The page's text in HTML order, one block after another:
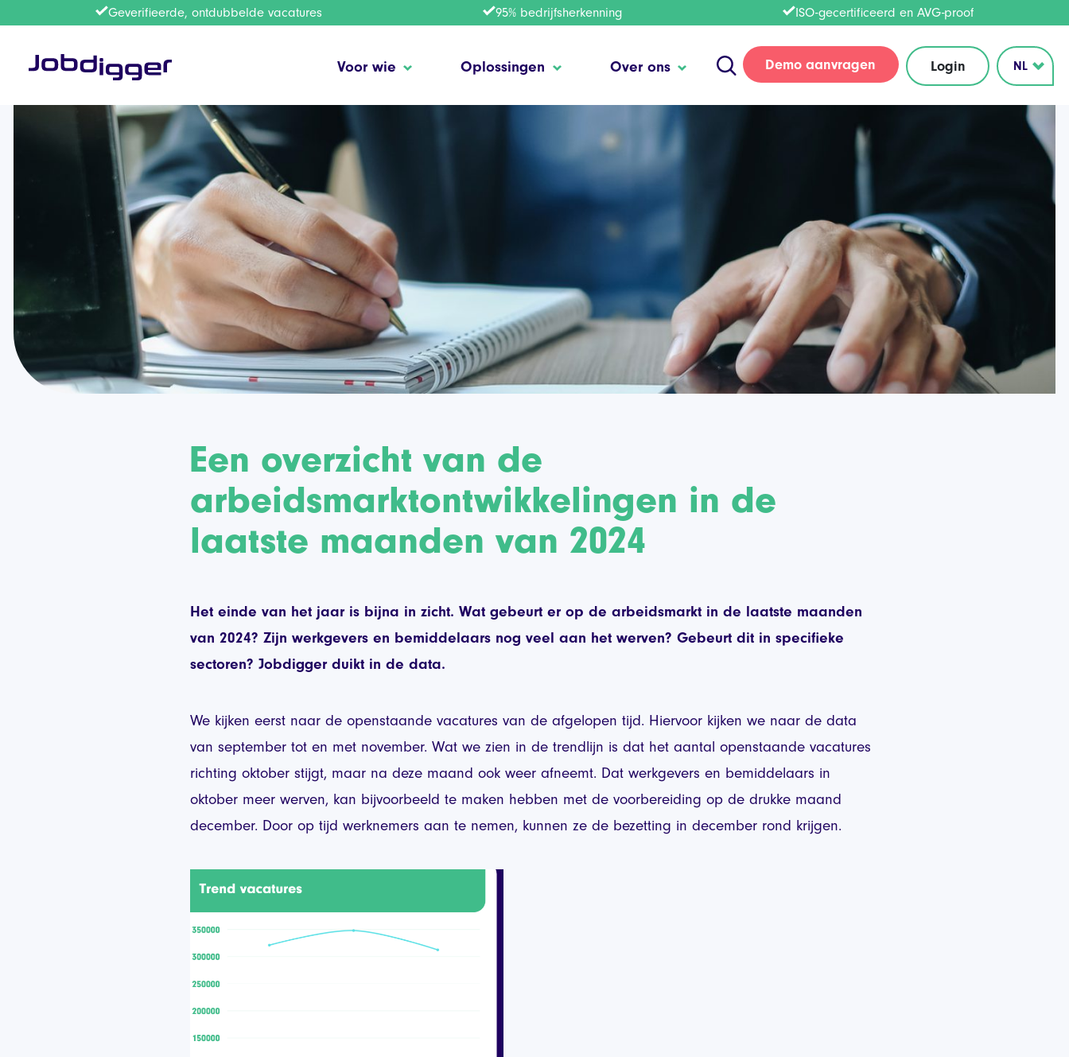
Geverifieerde, ontdubbelde vacatures 95% bedrijfsherkenning ISO-gecertificeerd en AVG-proof
Voor wie Oplossingen Over ons Demo aanvragen Login
Een overzicht van de
arbeidsmarktontwikkelingen in de
laatste maanden van 2024
Het einde van het jaar is bijna in zicht. Wat gebeurt er op de arbeidsmarkt in de laatste maanden
van 2024? Zijn werkgevers en bemiddelaars nog veel aan het werven? Gebeurt dit in specifieke
sectoren? Jobdigger duikt in de data.
We kijken eerst naar de openstaande vacatures van de afgelopen tijd. Hiervoor kijken we naar de data
van september tot en met november. Wat we zien in de trendlijn is dat het aantal openstaande vacatures
richting oktober stijgt, maar na deze maand ook weer afneemt. Dat werkgevers en bemiddelaars in
oktober meer werven, kan bijvoorbeeld te maken hebben met de voorbereiding op de drukke maand
december. Door op tijd werknemers aan te nemen, kunnen ze de bezetting in december rond krijgen.